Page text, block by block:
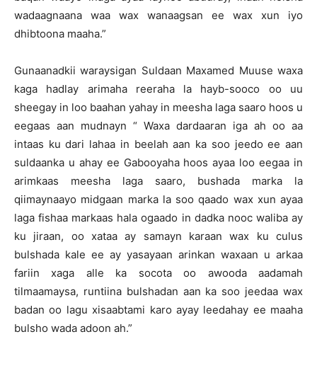
wadaagnaana waa wax wanaagsan ee wax xun iyo
dhibtoona maaha.”
Gunaanadkii waraysigan Suldaan Maxamed Muuse waxa
kaga hadlay arimaha reeraha la hayb-sooco oo uu
sheegay in loo baahan yahay in meesha laga saaro hoos u
eegaas aan mudnayn “ Waxa dardaaran iga ah oo aa
intaas ku dari lahaa in beelah aan ka soo jeedo ee aan
suldaanka u ahay ee Gabooyaha hoos ayaa loo eegaa in
arimkaas meesha laga saaro, bushada marka la
qiimaynaayo midgaan marka la soo qaado wax xun ayaa
laga fishaa markaas hala ogaado in dadka nooc waliba ay
ku jiraan, oo xataa ay samayn karaan wax ku culus
bulshada kale ee ay yasayaan arinkan waxaan u arkaa
fariin xaga alle ka socota oo awooda aadamah
tilmaamaysa, runtiina bulshadan aan ka soo jeedaa wax
badan oo lagu xisaabtami karo ayay leedahay ee maaha
bulsho wada adoon ah.”